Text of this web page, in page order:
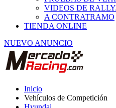
A CONTRATRAMO
TIENDA ONLINE
NUEVO ANUNCIO
Vehículos de Competición
Hyundai
Se vende hyundai gezt